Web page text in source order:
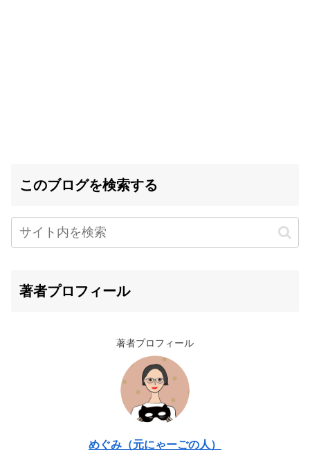
このブログを検索する
著者プロフィール
著者プロフィール
めぐみ（元にゃーごの人）